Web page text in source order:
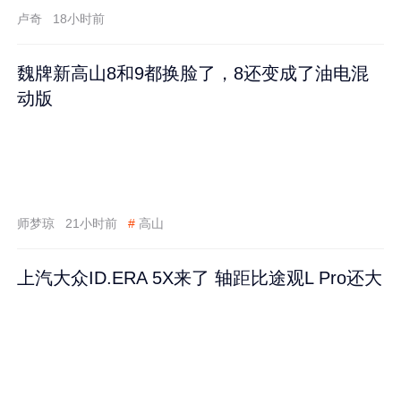
卢奇 18小时前
魏牌新高山8和9都换脸了，8还变成了油电混
动版
师梦琼 21小时前 # 高山
上汽大众ID.ERA 5X来了 轴距比途观L Pro还大